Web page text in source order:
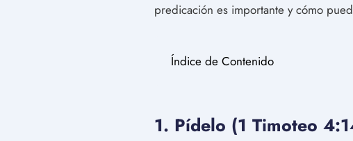
predicación es importante y cómo
Índice de Contenido
1. Pídelo (1 Timoteo